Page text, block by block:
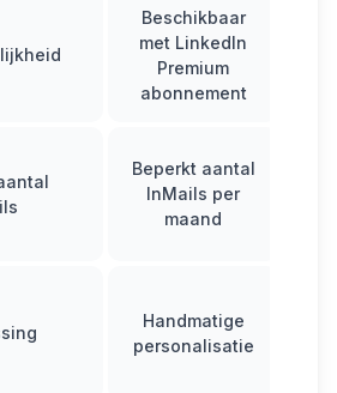
Beschikbaar
met LinkedIn
Premium
abonnement
Beperkt aantal
InMails per
maand
Handmatige
personalisatie